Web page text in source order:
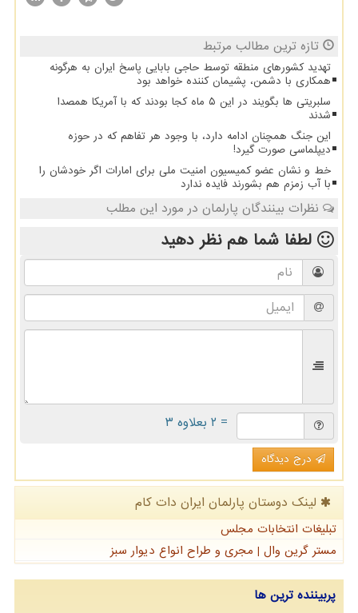
تازه ترین مطالب مرتبط
تهدید کشورهای منطقه توسط حاجی بابایی پاسخ ایران به هرگونه
همکاری با دشمن، پشیمان کننده خواهد بود
سلبریتی ها بگویند در این ۵ ماه کجا بودند که با آمریکا همصدا
شدند
این جنگ همچنان ادامه دارد، با وجود هر تفاهم که در حوزه
دیپلماسی صورت گیرد!
خط و نشان عضو کمیسیون امنیت ملی برای امارات اگر خودشان را
با آب زمزم هم بشورند فایده ندارد
نظرات بینندگان پارلمان در مورد این مطلب
لطفا شما همنظر دهید
= ۲ بعلاوه ۳
درج دیدگاه
لینک دوستان پارلمان ایران دات كام
تبلیغات انتخابات مجلس
مستر گرین وال | مجری و طراح انواع دیوار سبز
پربیننده ترین ها